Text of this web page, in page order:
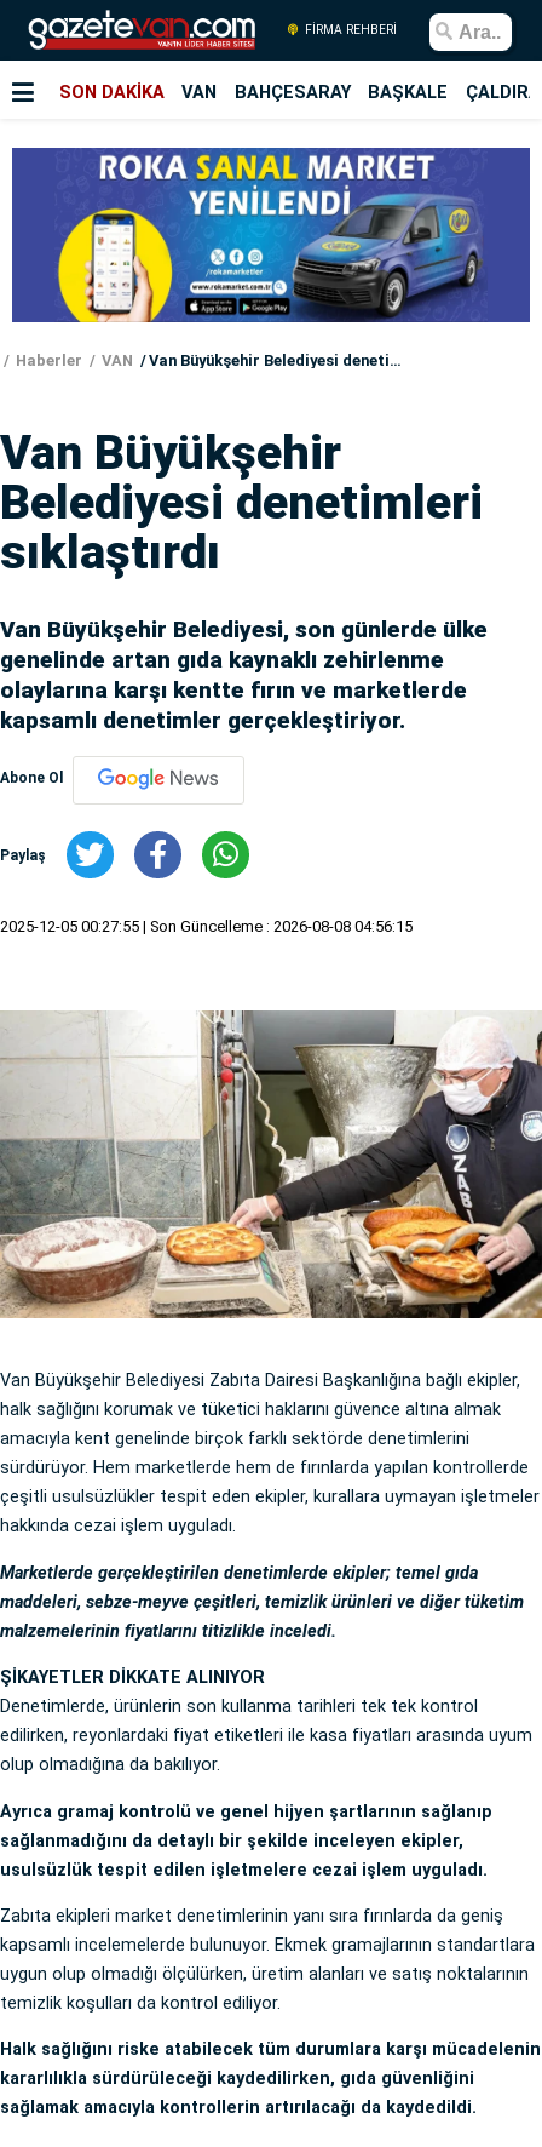
FİRMA REHBERİ
SON DAKİKA VAN BAHÇESARAY BAŞKALE
Haberler VAN Van Büyükşehir Belediyesi denetimleri sıklaştırdı
Van Büyükşehir
Belediyesi denetimleri
sıklaştırdı
Van Büyükşehir Belediyesi, son günlerde ülke
genelinde artan gıda kaynaklı zehirlenme
olaylarına karşı kentte fırın ve marketlerde
kapsamlı denetimler gerçekleştiriyor.
Abone Ol
Paylaş
2025-12-05 00:27:55 | Son Güncelleme : 2026-08-08 04:56:15
Van Büyükşehir Belediyesi Zabıta Dairesi Başkanlığına bağlı ekipler,
halk sağlığını korumak ve tüketici haklarını güvence altına almak
amacıyla kent genelinde birçok farklı sektörde denetimlerini
sürdürüyor. Hem marketlerde hem de fırınlarda yapılan kontrollerde
çeşitli usulsüzlükler tespit eden ekipler, kurallara uymayan işletmeler
hakkında cezai işlem uyguladı.
Marketlerde gerçekleştirilen denetimlerde ekipler; temel gıda
maddeleri, sebze-meyve çeşitleri, temizlik ürünleri ve diğer tüketim
malzemelerinin fiyatlarını titizlikle inceledi.
ŞİKAYETLER DİKKATE ALINIYOR
Denetimlerde, ürünlerin son kullanma tarihleri tek tek kontrol
edilirken, reyonlardaki fiyat etiketleri ile kasa fiyatları arasında uyum
olup olmadığına da bakılıyor.
Ayrıca gramaj kontrolü ve genel hijyen şartlarının sağlanıp
sağlanmadığını da detaylı bir şekilde inceleyen ekipler,
usulsüzlük tespit edilen işletmelere cezai işlem uyguladı.
Zabıta ekipleri market denetimlerinin yanı sıra fırınlarda da geniş
kapsamlı incelemelerde bulunuyor. Ekmek gramajlarının standartlara
uygun olup olmadığı ölçülürken, üretim alanları ve satış noktalarının
temizlik koşulları da kontrol ediliyor.
Halk sağlığını riske atabilecek tüm durumlara karşı mücadelenin
kararlılıkla sürdürüleceği kaydedilirken, gıda güvenliğini
sağlamak amacıyla kontrollerin artırılacağı da kaydedildi.